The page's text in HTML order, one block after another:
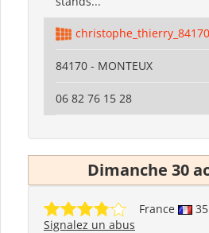
christophe_thierry_84170
84170 - MONTEUX
06 82 76 15 28
Dimanche 30
France
Signalez un abus